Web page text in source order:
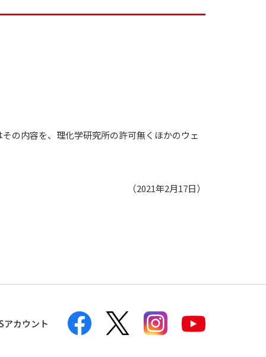
の内容を、理化学研究所の許可無くほかのウェ
（2021年2月17日）
アカウント